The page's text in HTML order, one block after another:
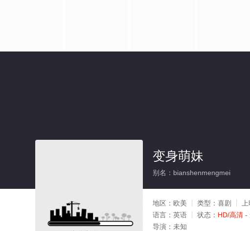
变身萌妹
别名：bianshenmengmei
地区： 欧美 类型： 喜剧
语言： 英语 状态： HD/高清 -
导演： 未知